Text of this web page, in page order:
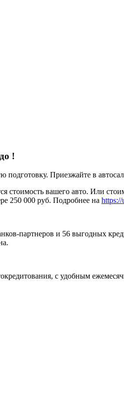
!
Приезжайте в
вашего авто. Или
250 000 руб. Подробнее на https://
партнеров и 56 выгодных
с удобным